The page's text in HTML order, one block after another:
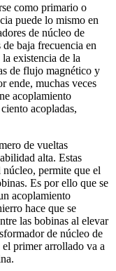
como primario o
puede lo mismo en
de núcleo de
baja frecuencia en
existencia de la
de flujo magnético y
ende, muchas veces
acoplamiento
acopladas,
de vueltas
alta. Estas
permite que el
Es por ello que se
acoplamiento
hace que se
las bobinas al elevar
de núcleo de
primer arrollado va a